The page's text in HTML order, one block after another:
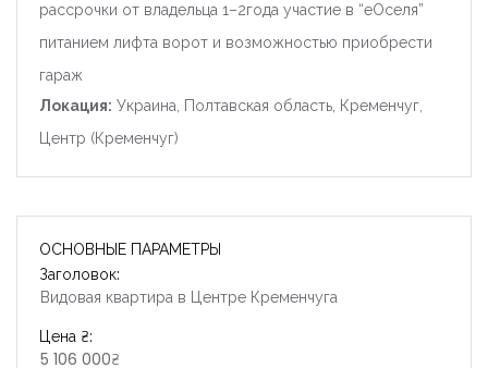
рассрочки от владельца 1–2года участие в “еОселя”
питанием лифта ворот и возможностью приобрести
гараж
Локация: Украина, Полтавская область, Кременчуг,
Центр (Кременчуг)
ОСНОВНЫЕ ПАРАМЕТРЫ
Заголовок:
Видовая квартира в Центре Кременчуга
Цена ₴:
5 106 000₴